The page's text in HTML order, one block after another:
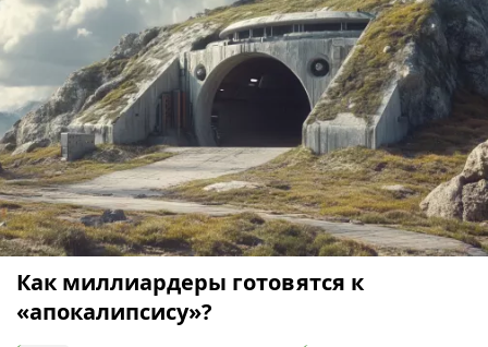
Как миллиардеры готовятся к
«апокалипсису»?